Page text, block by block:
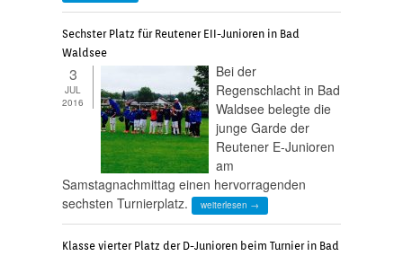
Sechster Platz für Reutener EII-Junioren in Bad
Waldsee
3
JUL
2016
Bei der
Regenschlacht in Bad
Waldsee belegte die
junge Garde der
Reutener E-Junioren
am
Samstagnachmittag einen hervorragenden
sechsten Turnierplatz.
weiterlesen →
Klasse vierter Platz der D-Junioren beim Turnier in Bad